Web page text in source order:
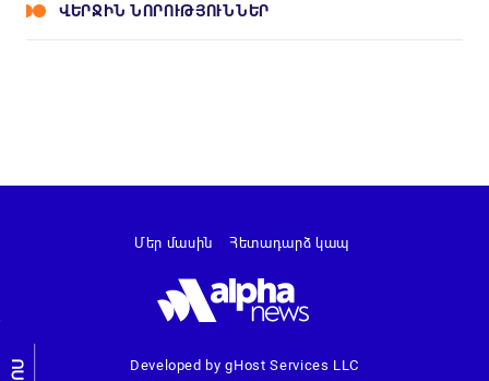
ՎԵՐՋԻՆ ՆՈՐՈՒԹՅՈՒՆՆԵՐ
Developed by gHost Services LLC
Մեր մասին Հետադարձ կապ